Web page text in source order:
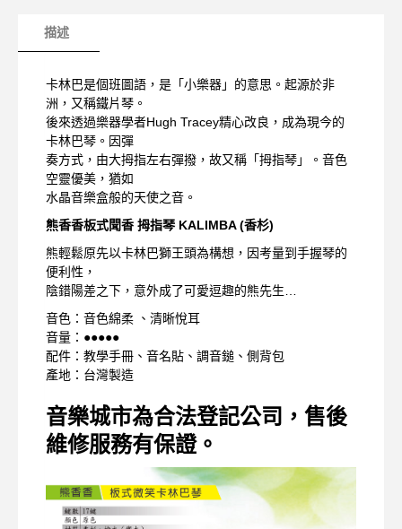
描述
卡林巴是個班圖語，是「小樂器」的意思。起源於非
洲，又稱鐵片琴。
後來透過樂器學者Hugh Tracey精心改良，成為現今的
卡林巴琴。因彈
奏方式，由大拇指左右彈撥，故又稱「拇指琴」。音色
空靈優美，猶如
水晶音樂盒般的天使之音。
熊香香板式聞香 拇指琴 KALIMBA (香杉)
熊輕鬆原先以卡林巴獅王頭為構想，因考量到手握琴的
便利性，
陰錯陽差之下，意外成了可愛逗趣的熊先生…
音色：音色綿柔 、清晰悅耳
音量：●●●●●
配件：教學手冊、音名貼、調音鎚、側背包
產地：台灣製造
音樂城市為合法登記公司，售後
維修服務有保證。